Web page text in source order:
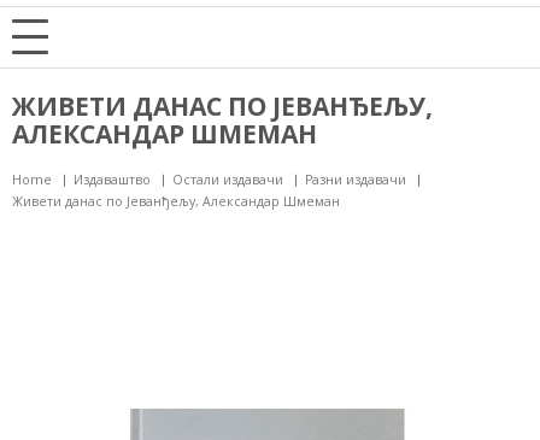
ЖИВЕТИ ДАНАС ПО ЈЕВАНЂЕЉУ,
АЛЕКСАНДАР ШМЕМАН
Home Издаваштво Остали издавачи
Разни издавачи
Живети данас по Јеванђељу, Александар Шмеман